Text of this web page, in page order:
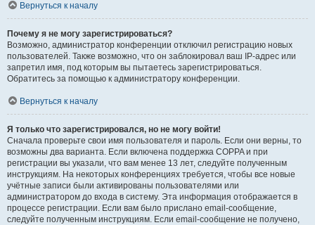
Вернуться к началу
Почему я не могу зарегистрироваться?
Возможно, администратор конференции отключил регистрацию новых
пользователей. Также возможно, что он заблокировал ваш IP-адрес или
запретил имя, под которым вы пытаетесь зарегистрироваться.
Обратитесь за помощью к администратору конференции.
Вернуться к началу
Я только что зарегистрировался, но не могу войти!
Сначала проверьте свои имя пользователя и пароль. Если они верны, то
возможны два варианта. Если включена поддержка COPPA и при
регистрации вы указали, что вам менее 13 лет, следуйте полученным
инструкциям. На некоторых конференциях требуется, чтобы все новые
учётные записи были активированы пользователями или
администратором до входа в систему. Эта информация отображается в
процессе регистрации. Если вам было прислано email-сообщение,
следуйте полученным инструкциям. Если email-сообщение не получено,